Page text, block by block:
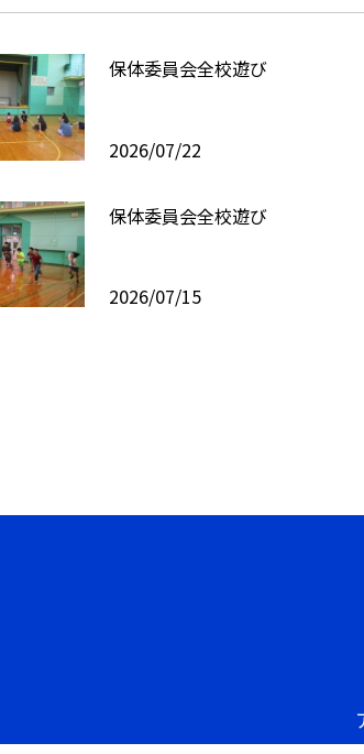
保体委員会全校遊び
2026/07/22
保体委員会全校遊び
2026/07/15